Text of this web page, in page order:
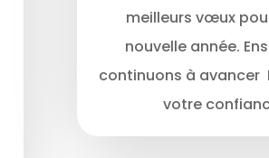
meilleurs vœux
nouvelle année.
continuons à avancer
votre